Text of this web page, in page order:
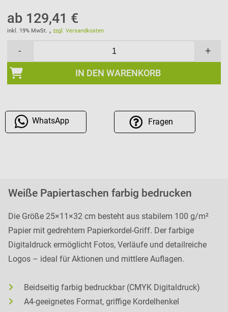
ab 129,41 €
inkl. 19% MwSt. ,zzgl. Versandkosten
- +
IN DEN WARENKORB
WhatsApp Fragen
Weiße Papiertaschen farbig bedrucken
Die Größe 25×11×32 cm besteht aus stabilem 100 g/m²
Papier mit gedrehtem Papierkordel-Griff. Der farbige
Digitaldruck ermöglicht Fotos, Verläufe und detailreiche
Logos – ideal für Aktionen und mittlere Auflagen.
Beidseitig farbig bedruckbar (CMYK Digitaldruck)
A4-geeignetes Format, griffige Kordelhenkel